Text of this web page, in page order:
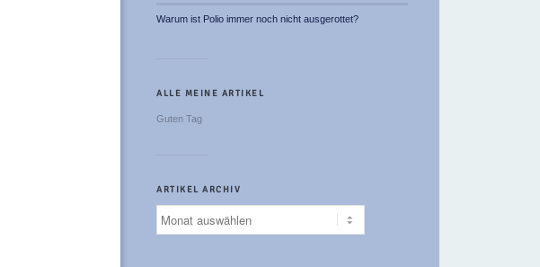
Warum ist Polio immer noch nicht ausgerottet?
ALLE MEINE ARTIKEL
Guten Tag
ARTIKEL ARCHIV
Artikel
Archiv